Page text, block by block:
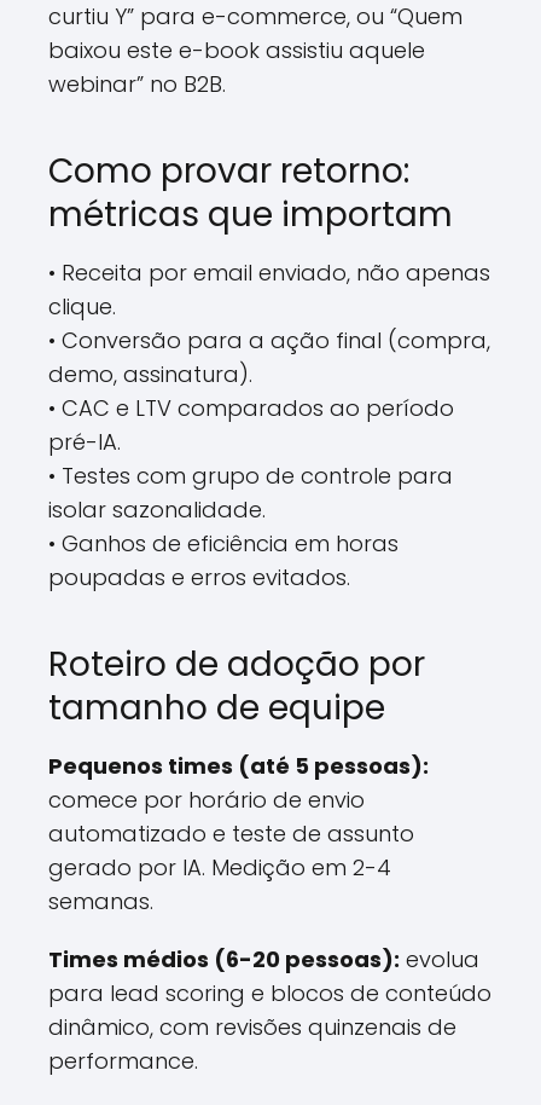
curtiu Y” para e-commerce, ou “Quem
baixou este e-book assistiu aquele
webinar” no B2B.
Como provar retorno:
métricas que importam
• Receita por email enviado, não apenas
clique.
• Conversão para a ação final (compra,
demo, assinatura).
• CAC e LTV comparados ao período
pré-IA.
• Testes com grupo de controle para
isolar sazonalidade.
• Ganhos de eficiência em horas
poupadas e erros evitados.
Roteiro de adoção por
tamanho de equipe
Pequenos times (até 5 pessoas):
comece por horário de envio
automatizado e teste de assunto
gerado por IA. Medição em 2-4
semanas.
Times médios (6-20 pessoas): evolua
para lead scoring e blocos de conteúdo
dinâmico, com revisões quinzenais de
performance.